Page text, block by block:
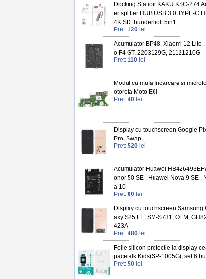
Docking Station KAKU KSC-274
er splitter HUB USB 3.0 TYPE-C
4K SD thunderbolt 5in1
Pret: 120 lei
Acumulator BP48, Xiaomi 12 Lite ,
o F4 GT, 2203129G, 21121210G
Pret: 110 lei
Modul cu mufa Incarcare si
otorola Moto E6i
Pret: 40 lei
Display cu touchscreen Google
Pro, Swap
Pret: 520 lei
Acumulator Huawei
onor 50 SE , Huawei Nova 9 SE ,
a 10
Pret: 80 lei
Display cu touchscreen Samsung
axy S25 FE, SM-S731, OEM,
423A
Pret: 480 lei
Folie silicon protectie la display
pacetalk Kids(SP-1005G), set 6
Pret: 50 lei